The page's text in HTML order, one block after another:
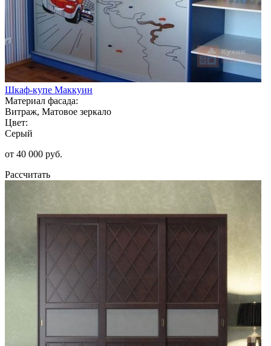
Шкаф-купе Маккуин
Материал фасада:
Витраж, Матовое зеркало
Цвет:
Серый
от 40 000 руб.
Рассчитать